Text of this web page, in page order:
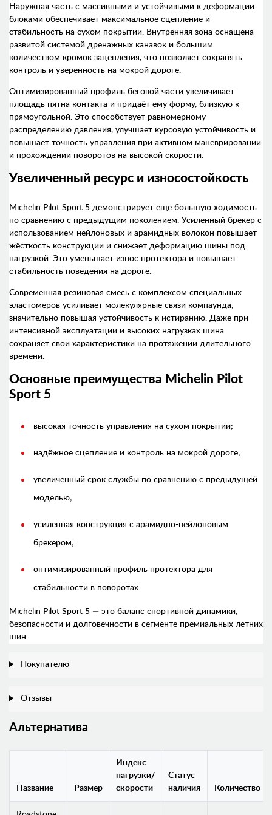
Наружная часть с массивными и устойчивыми к деформации
блоками обеспечивает максимальное сцепление и
стабильность на сухом покрытии. Внутренняя зона оснащена
развитой системой дренажных канавок и большим
количеством кромок зацепления, что позволяет сохранять
контроль и уверенность на мокрой дороге.
Оптимизированный профиль беговой части увеличивает
площадь пятна контакта и придаёт ему форму, близкую к
прямоугольной. Это способствует равномерному
распределению давления, улучшает курсовую устойчивость и
повышает точность управления при активном маневрировании
и прохождении поворотов на высокой скорости.
Увеличенный ресурс и износостойкость
Michelin Pilot Sport 5 демонстрирует ещё большую ходимость
по сравнению с предыдущим поколением. Усиленный брекер с
использованием нейлоновых и арамидных волокон повышает
жёсткость конструкции и снижает деформацию шины под
нагрузкой. Это уменьшает износ протектора и повышает
стабильность поведения на дороге.
Современная резиновая смесь с комплексом специальных
эластомеров усиливает молекулярные связи компаунда,
значительно повышая устойчивость к истиранию. Даже при
интенсивной эксплуатации и высоких нагрузках шина
сохраняет свои характеристики на протяжении длительного
времени.
Основные преимущества Michelin Pilot
Sport 5
высокая точность управления на сухом покрытии;
надёжное сцепление и контроль на мокрой дороге;
увеличенный срок службы по сравнению с предыдущей
моделью;
усиленная конструкция с арамидно-нейлоновым
брекером;
оптимизированный профиль протектора для
стабильности в поворотах.
Michelin Pilot Sport 5 — это баланс спортивной динамики,
безопасности и долговечности в сегменте премиальных летних
шин.
Покупателю
Отзывы
Альтернатива
Название Размер
Индекс
нагрузки/
скорости
Статус
наличия
Количество